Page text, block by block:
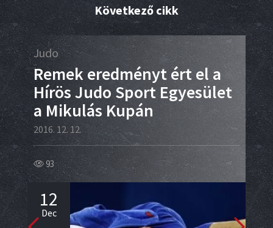
Következő cikk
Judo
Remek eredményt ért el a
Hírös Judo Sport Egyesület
a Mikulás Kupán
2016. 12. 12.
93
12
Dec
Box
19